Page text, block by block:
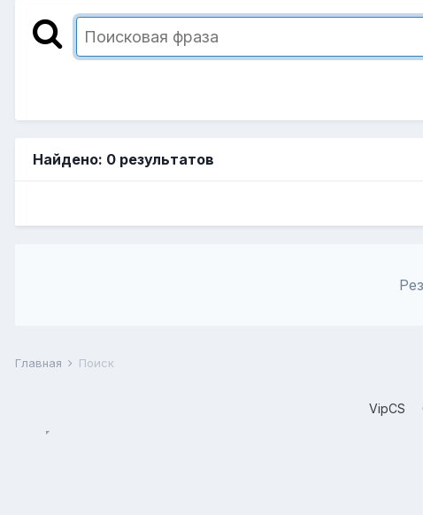
Найдено: 0 результатов
Главная Поиск
VipCS